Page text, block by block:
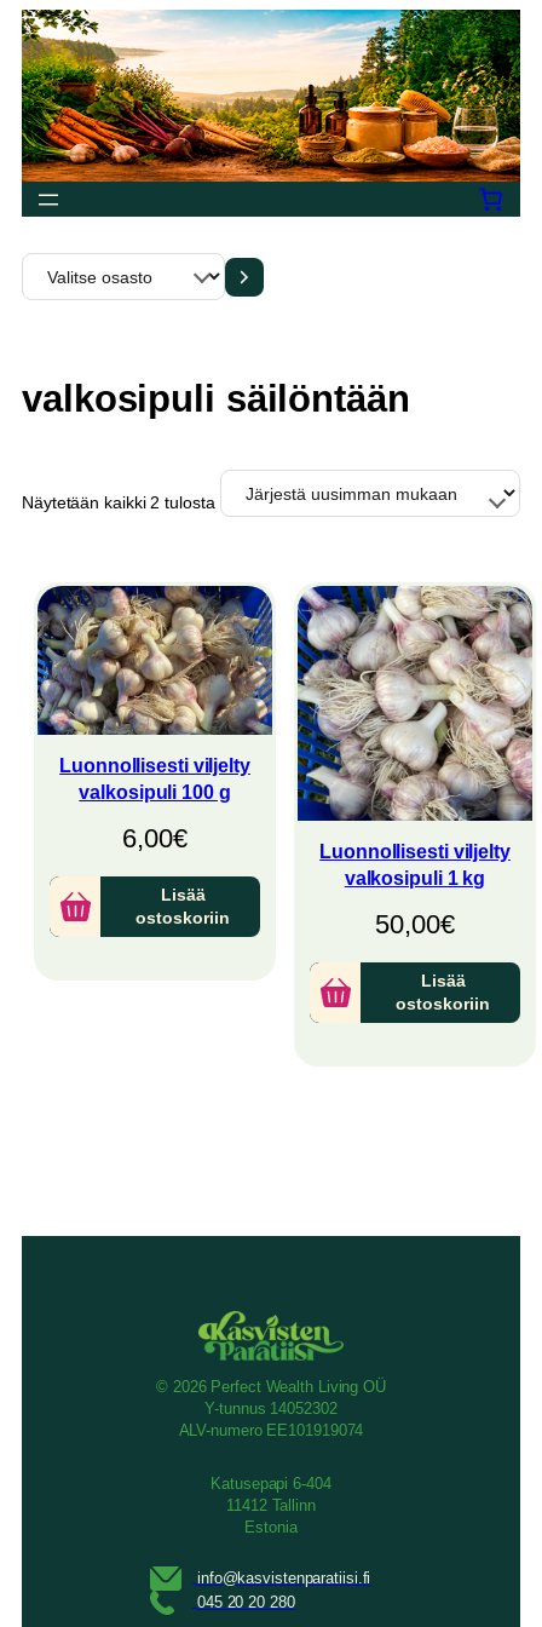
Siirry
sisältöön
Valitse
osasto
valkosipuli säilöntään
Näytetään kaikki 2 tulostaSorted
Luonnollisesti viljelty
valkosipuli 100 g
6,00€
Lisää
ostoskoriin
Luonnollisesti viljelty
valkosipuli 1 kg
50,00€
Lisää
ostoskoriin
© 2026 Perfect Wealth Living OÜ
Y-tunnus 14052302
ALV-numero EE101919074
Katusepapi 6-404
11412 Tallinn
Estonia